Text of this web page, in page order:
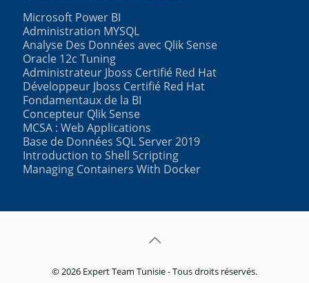
Microsoft Power BI
Administration MYSQL
Analyse Des Données avec Qlik Sense
Oracle 12c Tuning
Administrateur Jboss Certifié Red Hat
Développeur Jboss Certifié Red Hat
Fondamentaux de la BI
Concepteur Qlik Sense
MCSA : Web Applications
Base de Données SQL Server 2019
Introduction to Shell Scripting
Managing Containers With Docker
© 2026 Expert Team Tunisie - Tous droits réservés.